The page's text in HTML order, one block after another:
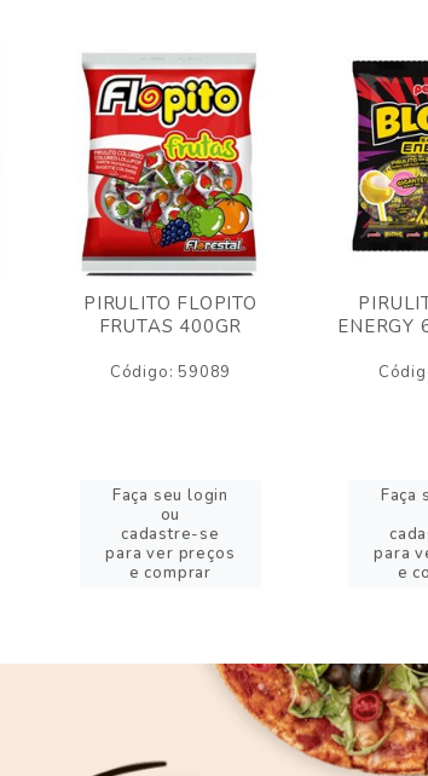
PIRULITO FLOPITO
FRUTAS 400GR
Código: 59089
Faça seu login
ou
cadastre-se
para ver preços
e comprar
ENERGY
Faça
para
e